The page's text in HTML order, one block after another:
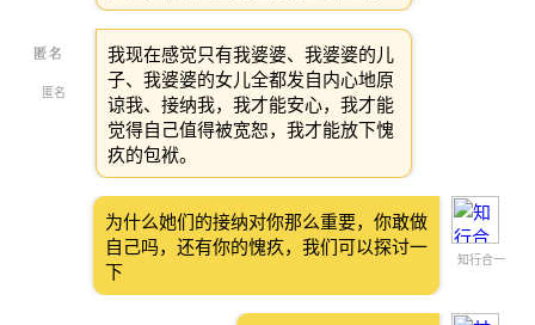
匿名
我现在感觉只有我婆婆、我婆婆的儿
子、我婆婆的女儿全都发自内心地原
谅我、接纳我，我才能安心，我才能
觉得自己值得被宽恕，我才能放下愧
疚的包袱。
知行合一
为什么她们的接纳对你那么重要，你敢做
自己吗，还有你的愧疚，我们可以探讨一
下